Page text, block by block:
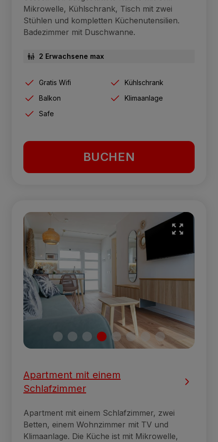
Mikrowelle, Kühlschrank, Tisch mit zwei
Stühlen und kompletten Küchenutensilien.
Badezimmer mit Duschwanne.
2 Erwachsene max
Gratis Wifi
Kühlschrank
Balkon
Klimaanlage
Safe
BUCHEN
Apartment mit einem
Schlafzimmer
Apartment mit einem Schlafzimmer, zwei
Betten, einem Wohnzimmer mit TV und
Klimaanlage. Die Küche ist mit Mikrowelle,